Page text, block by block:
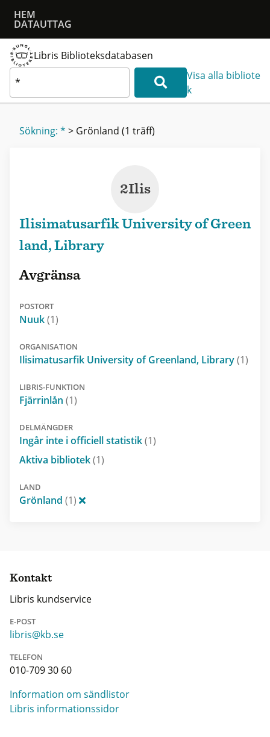
HEM
DATAUTTAG
Libris Biblioteksdatabasen
Visa alla bibliote
k
Sökning: * > Grönland (1 träff)
2Ilis
Ilisimatusarfik University of Green
land, Library
Avgränsa
POSTORT
Nuuk(1)
ORGANISATION
Ilisimatusarfik University of Greenland, Library(1)
LIBRIS-FUNKTION
Fjärrinlån (1)
DELMÄNGDER
Ingår inte i officiell statistik(1)
Aktiva bibliotek(1)
LAND
Grönland (1)
Kontakt
Libris kundservice
E-POST
libris@kb.se
TELEFON
010-709 30 60
Information om sändlistor
Libris informationssidor